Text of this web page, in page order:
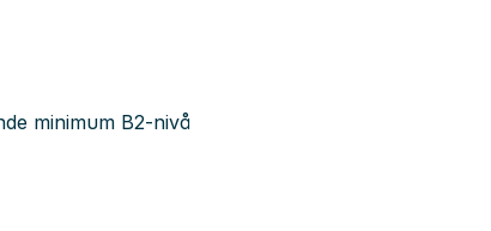
minimum B2-nivå